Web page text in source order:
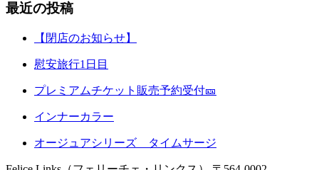
最近の投稿
【閉店のお知らせ】
慰安旅行1日目
プレミアムチケット販売予約受付🎫
インナーカラー
オージュアシリーズ タイムサージ